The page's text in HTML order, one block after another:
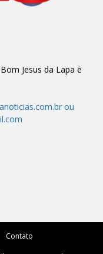
Jesus da Lapa e
ou
Contato